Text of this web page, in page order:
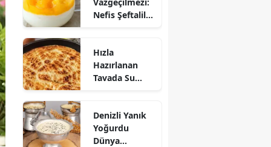
Nefis Şeftalili
Hızla
Hazırlanan
Tavada Su
Sofralarınıza
Lezzet Katın!
Denizli Yanık
Yoğurdu
Dünya